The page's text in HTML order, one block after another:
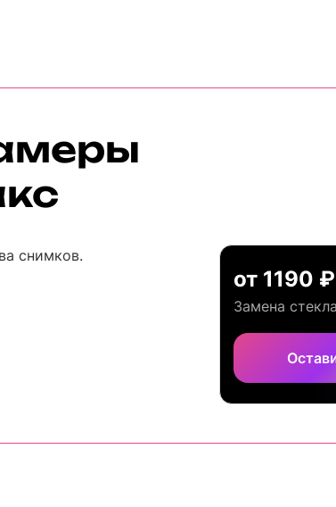
снимков.
от 1190 ₽
Замена